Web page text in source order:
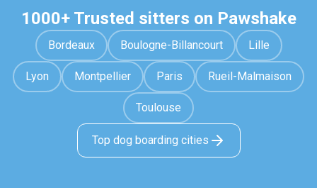
1000+ Trusted sitters on Pawshake
Bordeaux Boulogne-Billancourt Lille
Lyon Montpellier Paris Rueil-Malmaison
Toulouse
Top dog boarding cities